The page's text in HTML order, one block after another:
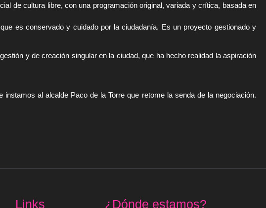
de cultura libre, con una programación original, variada y crítica, basada en
es conservado y cuidado por la ciudadanía. Es un proyecto gestionado y
y de creación singular en la ciudad, que ha hecho realidad la aspiración
al alcalde Paco de la Torre que retome la senda de la negociación.
Links ¿Dónde estamos?